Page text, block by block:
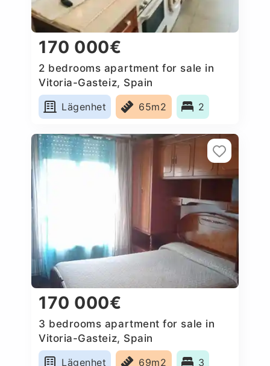
170 000€
2 bedrooms apartment for sale in
Vitoria-Gasteiz, Spain
Lägenhet
65m2 2
170 000€
3 bedrooms apartment for sale in
Vitoria-Gasteiz, Spain
Lägenhet
69m2 3